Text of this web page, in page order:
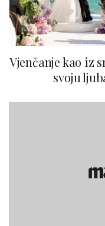
Vjenčanje kao iz
svoju